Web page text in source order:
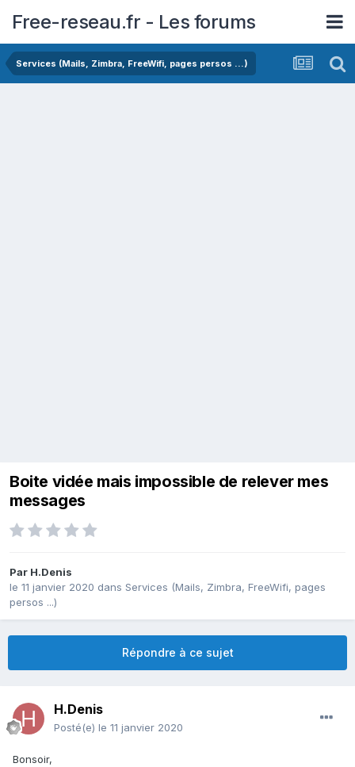
Free-reseau.fr - Les forums
Services (Mails, Zimbra, FreeWifi, pages persos ...)
Boite vidée mais impossible de relever mes
messages
Par H.Denis
le 11 janvier 2020 dans Services (Mails, Zimbra, FreeWifi, pages
persos ...)
Répondre à ce sujet
H.Denis
Posté(e) le 11 janvier 2020
Bonsoir,